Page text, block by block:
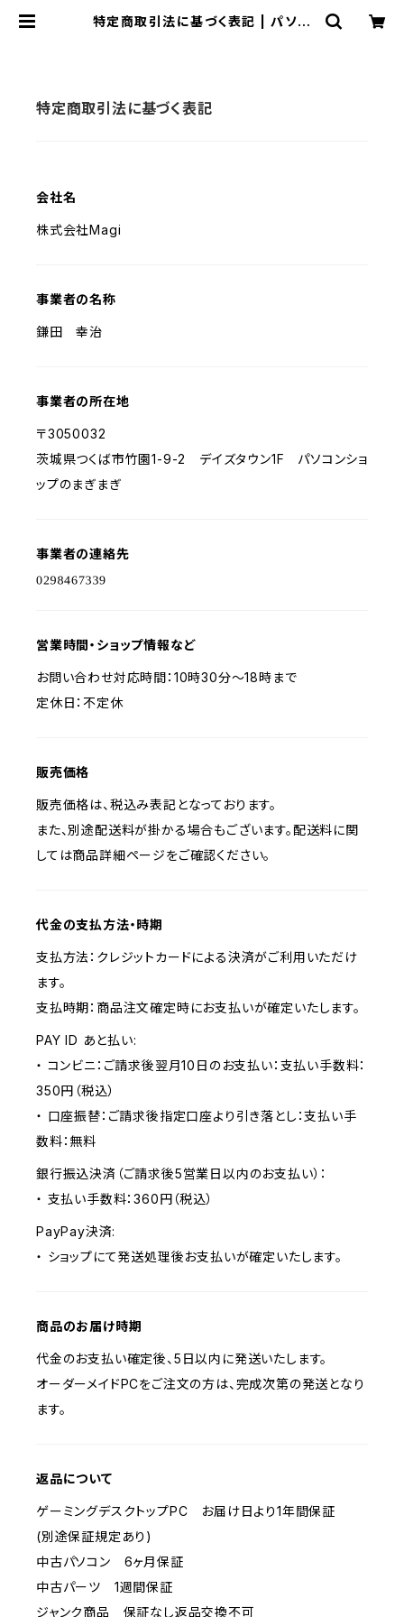
特定商取引法に基づく表記 | パソコ
特定商取引法に基づく表記
会社名
株式会社Magi
事業者の名称
鎌田 幸治
事業者の所在地
〒3050032
茨城県つくば市竹園1-9-2 デイズタウン1F パソコンショ
ップのまぎまぎ
事業者の連絡先
営業時間・ショップ情報など
お問い合わせ対応時間：10時30分～18時まで
定休日：不定休
販売価格
販売価格は、税込み表記となっております。
また、別途配送料が掛かる場合もございます。配送料に関
しては商品詳細ページをご確認ください。
代金の支払方法・時期
支払方法：クレジットカードによる決済がご利用いただけ
ます。
支払時期：商品注文確定時にお支払いが確定いたします。
PAY ID あと払い:
・ コンビニ：ご請求後翌月10日のお支払い：支払い手数料：
350円（税込）
・ 口座振替：ご請求後指定口座より引き落とし：支払い手
数料：無料
銀行振込決済（ご請求後5営業日以内のお支払い）：
・ 支払い手数料：360円（税込）
PayPay決済:
・ ショップにて発送処理後お支払いが確定いたします。
商品のお届け時期
代金のお支払い確定後、5日以内に発送いたします。
オーダーメイドPCをご注文の方は、完成次第の発送となり
ます。
返品について
ゲーミングデスクトップPC お届け日より1年間保証
(別途保証規定あり)
中古パソコン 6ヶ月保証
中古パーツ 1週間保証
ジャンク商品 保証なし返品交換不可